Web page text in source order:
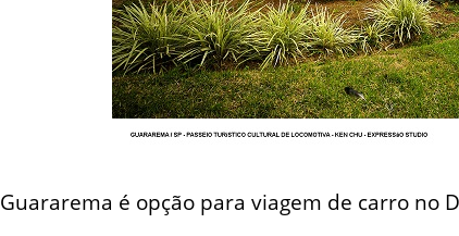
Guararema é opção para viagem de carro no